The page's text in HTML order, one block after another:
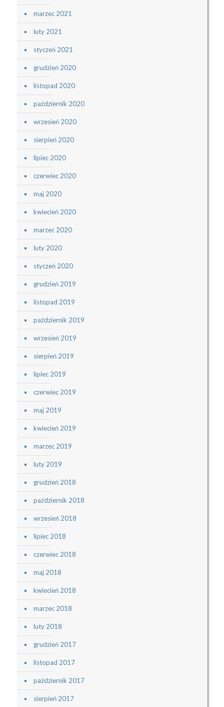
marzec 2021
luty 2021
styczeń 2021
grudzień 2020
listopad 2020
październik 2020
wrzesień 2020
sierpień 2020
lipiec 2020
czerwiec 2020
maj 2020
kwiecień 2020
marzec 2020
luty 2020
styczeń 2020
grudzień 2019
listopad 2019
październik 2019
wrzesień 2019
sierpień 2019
lipiec 2019
czerwiec 2019
maj 2019
kwiecień 2019
marzec 2019
luty 2019
grudzień 2018
październik 2018
wrzesień 2018
lipiec 2018
czerwiec 2018
maj 2018
kwiecień 2018
marzec 2018
luty 2018
grudzień 2017
listopad 2017
październik 2017
sierpień 2017